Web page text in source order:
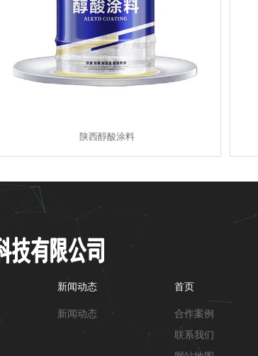
陕西醇酸涂料
新闻动态
新闻动态
首页
合作案例
联系我们